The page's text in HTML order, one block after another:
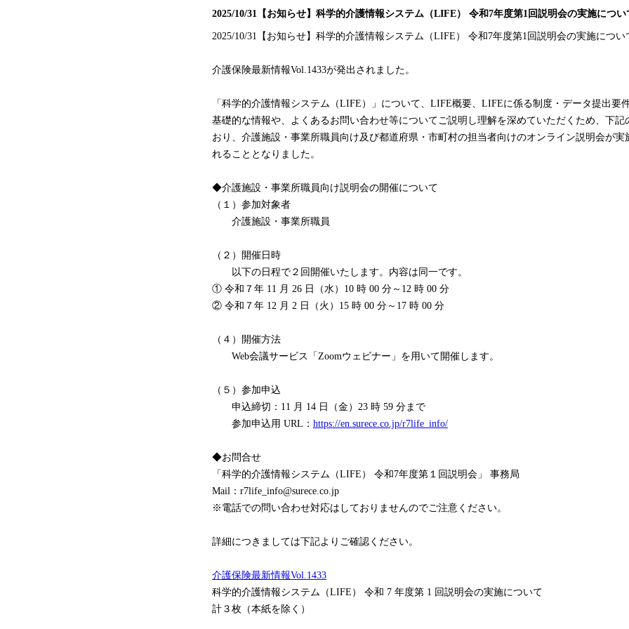
2025/10/31【お知らせ】科学的介護情報システム（LIFE） 令和7年度第1回説明会の実施につい
2025/10/31【お知らせ】科学的介護情報システム（LIFE） 令和7年度第1回説明会の実施につい
介護保険最新情報Vol.1433が発出されました。
「科学的介護情報システム（LIFE）」について、LIFE概要、LIFEに係る制度・データ提出要
基礎的な情報や、よくあるお問い合わせ等についてご説明し理解を深めていただくため、下記
おり、介護施設・事業所職員向け及び都道府県・市町村の担当者向けのオンライン説明会が実
れることとなりました。
◆介護施設・事業所職員向け説明会の開催について
（１）参加対象者
介護施設・事業所職員
（２）開催日時
以下の日程で２回開催いたします。内容は同一です。
① 令和７年 11 月 26 日（水）10 時 00 分～12 時 00 分
② 令和７年 12 月 2 日（火）15 時 00 分～17 時 00 分
（４）開催方法
Web会議サービス「Zoomウェビナー」を用いて開催します。
（５）参加申込
申込締切：11 月 14 日（金）23 時 59 分まで
参加申込用 URL： https://en.surece.co.jp/r7life_info/
◆お問合せ
「科学的介護情報システム（LIFE） 令和7年度第１回説明会」 事務局
Mail：r7life_info@surece.co.jp
※電話での問い合わせ対応はしておりませんのでご注意ください。
詳細につきましては下記よりご確認ください。
介護保険最新情報Vol.1433
科学的介護情報システム（LIFE） 令和 7 年度第 1 回説明会の実施について
計３枚（本紙を除く）